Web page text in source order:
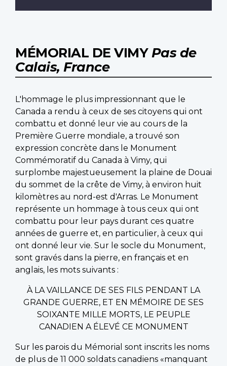
MÉMORIAL DE VIMYPas de
Calais, France
L'hommage le plus impressionnant que le
Canada a rendu à ceux de ses citoyens qui ont
combattu et donné leur vie au cours de la
Première Guerre mondiale, a trouvé son
expression concrète dans le Monument
Commémoratif du Canada à Vimy, qui
surplombe majestueusement la plaine de Douai
du sommet de la crête de Vimy, à environ huit
kilomètres au nord-est d'Arras. Le Monument
représente un hommage à tous ceux qui ont
combattu pour leur pays durant ces quatre
années de guerre et, en particulier, à ceux qui
ont donné leur vie. Sur le socle du Monument,
sont gravés dans la pierre, en français et en
anglais, les mots suivants :
À LA VAILLANCE DE SES FILS PENDANT LA
GRANDE GUERRE, ET EN MÉMOIRE DE SES
SOIXANTE MILLE MORTS, LE PEUPLE
CANADIEN A ÉLEVÉ CE MONUMENT
Sur les parois du Mémorial sont inscrits les noms
de plus de 11 000 soldats canadiens «manquant